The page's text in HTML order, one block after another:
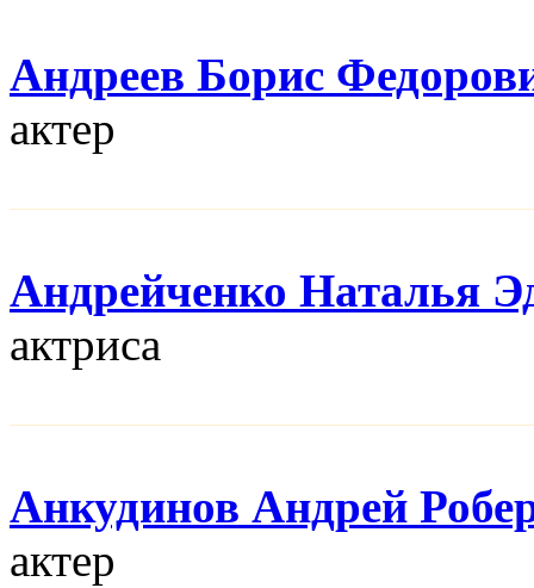
Андреев Борис
актер
Андрейченко Наталья
актриса
Анкудинов Андрей
актер